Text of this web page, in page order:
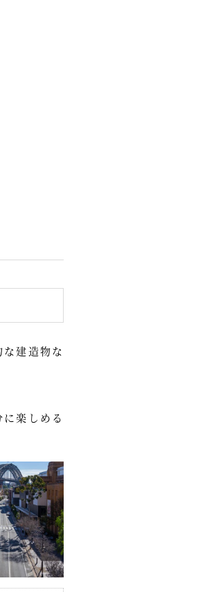
建造物な
楽しめる